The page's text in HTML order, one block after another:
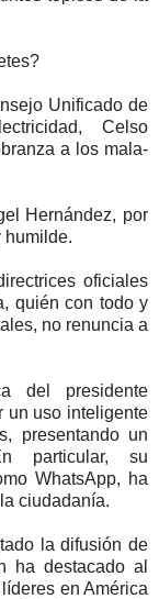
Unificado de
Celso
a los mala-
Hernández, por
humilde.
oficiales
quién con todo y
no renuncia a
del presidente
un uso inteligente
presentando un
particular, su
WhatsApp, ha
ciudadanía.
la difusión de
ha destacado al
en América